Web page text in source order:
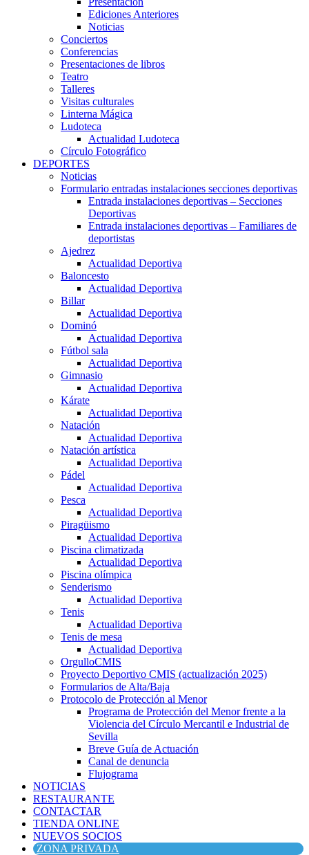
Ediciones Anteriores
Noticias
Conciertos
Conferencias
Presentaciones de libros
Teatro
Talleres
Visitas culturales
Linterna Mágica
Ludoteca
Actualidad Ludoteca
Círculo Fotográfico
DEPORTES
Noticias
Formulario entradas instalaciones secciones deportivas
Entrada instalaciones deportivas – Secciones
Deportivas
Entrada instalaciones deportivas – Familiares de
deportistas
Ajedrez
Actualidad Deportiva
Baloncesto
Actualidad Deportiva
Billar
Actualidad Deportiva
Dominó
Actualidad Deportiva
Fútbol sala
Actualidad Deportiva
Gimnasio
Actualidad Deportiva
Kárate
Actualidad Deportiva
Natación
Actualidad Deportiva
Natación artística
Actualidad Deportiva
Pádel
Actualidad Deportiva
Pesca
Actualidad Deportiva
Piragüismo
Actualidad Deportiva
Piscina climatizada
Actualidad Deportiva
Piscina olímpica
Senderismo
Actualidad Deportiva
Tenis
Actualidad Deportiva
Tenis de mesa
Actualidad Deportiva
OrgulloCMIS
Proyecto Deportivo CMIS (actualización 2025)
Formularios de Alta/Baja
Protocolo de Protección al Menor
Programa de Protección del Menor frente a la
Violencia del Círculo Mercantil e Industrial de
Sevilla
Breve Guía de Actuación
Canal de denuncia
Flujograma
NOTICIAS
RESTAURANTE
CONTACTAR
TIENDA ONLINE
NUEVOS SOCIOS
ZONA PRIVADA